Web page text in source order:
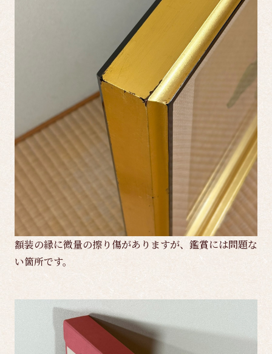
額装の縁に微量の擦り傷がありますが、鑑賞には問題な
い箇所です。